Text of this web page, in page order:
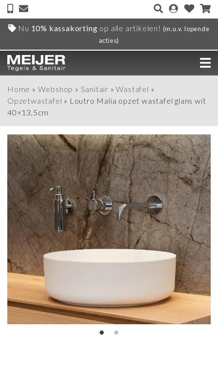
Nu 10% kassakorting op alle artikelen! (m.u.v. lopende
acties)
Home » Webshop » Sanitair »Wastafel »
Opzetwastafel » Loutro Malia opzet wastafel glans wit
40×13,5cm